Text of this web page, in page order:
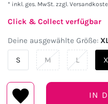
* inkl. ges. MwSt. zzgl.
Click & Collect verfügbar
Deine ausgewählte Größe:
S M L
IN